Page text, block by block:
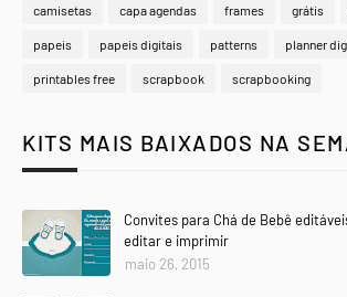
camisetas capa agendas frames grátis
papeis papeis digitais patterns planner
printables free scrapbook scrapbooking
KITS MAIS BAIXADOS NA
Convites para Chá de Bebê
editar e imprimir
maio 26, 2015